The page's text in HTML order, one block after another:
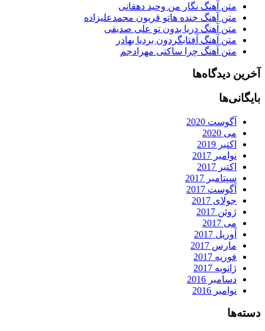
متن آهنگ نگار من وحید دهقانی
متن آهنگ خنده هاتو قربون محمدعلیزاده
متن آهنگ دریا بدون تو علی صدیقی
متن آهنگ آفتابگردون بردیا بهادر
متن آهنگ چرا ساکتی مهرادجم
آخرین دیدگاه‌ها
بایگانی‌ها
آگوست 2020
می 2020
اکتبر 2019
نوامبر 2017
اکتبر 2017
سپتامبر 2017
آگوست 2017
جولای 2017
ژوئن 2017
می 2017
آوریل 2017
مارس 2017
فوریه 2017
ژانویه 2017
دسامبر 2016
نوامبر 2016
دسته‌ها